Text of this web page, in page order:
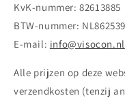
KvK-nummer: 82613885
BTW-nummer:
E-mail: info@visocon.nl
Alle prijzen op deze
verzendkosten (tenzij